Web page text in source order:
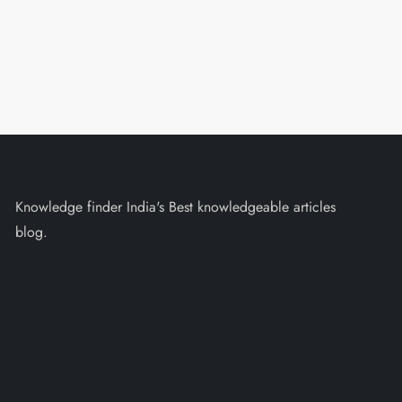
Knowledge finder India's Best knowledgeable articles
blog.